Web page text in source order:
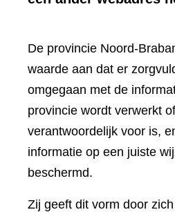
De provincie Noord-
waarde aan dat er
omgegaan met de
provincie wordt verwerkt
verantwoordelijk voor is,
informatie op een juiste
beschermd.
Zij geeft dit vorm door